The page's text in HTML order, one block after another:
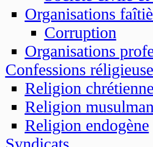
Organisations
Corruption
Organisations
Confessions
Religion
Religion
Religion endogène